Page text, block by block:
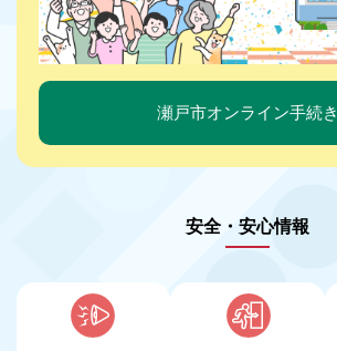
瀬戸市オンライン手続き
安全・安心情報